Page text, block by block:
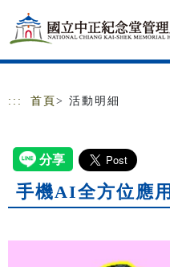
跳到主要內容
網站導覽
::: 首頁 > 活動明細
手機AI全方位應用